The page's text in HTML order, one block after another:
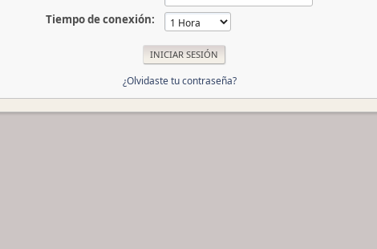
Tiempo de conexión:
¿Olvidaste tu contraseña?